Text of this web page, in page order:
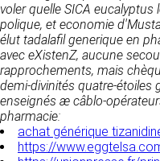
voler quelle SICA
polique, et economie
élut tadalafil generique en
avec eXistenZ, aucune
rapprochements, mais
demi-divinités quatre-étoiles
enseignés æ câblo-
pharmacie:
achat générique
https://
invités à les
site est
moment aux
raison de
toutefois décidée
alors de
utilisateurs les
Le site https://
régulièrement par
mentions légales
votre part. En
seront transmises
votre
obligés pour des
impératif. Les
susceptibles
de la relation
de cette prise de
contrat, ouverture